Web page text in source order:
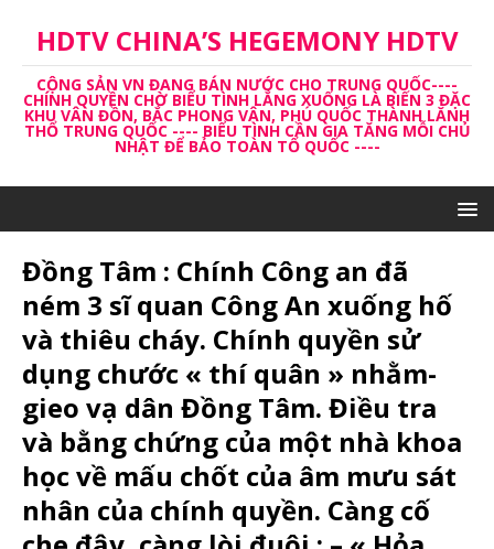
HDTV CHINA’S HEGEMONY HDTV
CỘNG SẢN VN ĐANG BÁN NƯỚC CHO TRUNG QUỐC----
CHÍNH QUYỀN CHỜ BIỂU TÌNH LẮNG XUỐNG LÀ BIẾN 3 ĐẶC
KHU VÂN ĐỒN, BẮC PHONG VÂN, PHÚ QUỐC THÀNH LĂNH
THỔ TRUNG QUỐC ---- BIỂU TÌNH CẦN GIA TĂNG MỖI CHỦ
NHẬT ĐỂ BẢO TOÀN TỔ QUỐC ----
Đồng Tâm : Chính Công an đã
ném 3 sĩ quan Công An xuống hố
và thiêu cháy. Chính quyền sử
dụng chước « thí quân » nhằm-
gieo vạ dân Đồng Tâm. Điều tra
và bằng chứng của một nhà khoa
học về mấu chốt của âm mưu sát
nhân của chính quyền. Càng cố